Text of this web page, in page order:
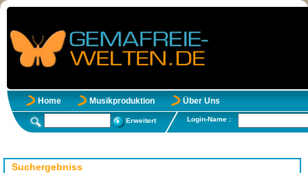
Home Musikproduktion Über Uns
Erweitert Login-Name :
Suchergebniss